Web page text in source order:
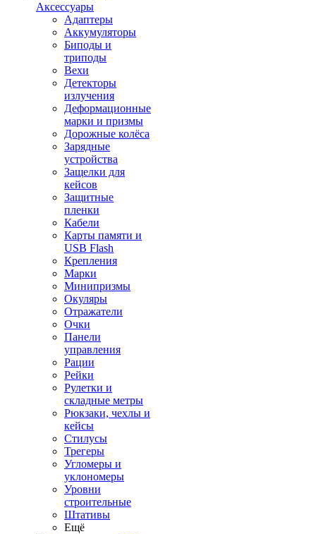
Аксессуары
Адаптеры
Аккумуляторы
Биподы и
триподы
Вехи
Детекторы
излучения
Деформационные
марки и призмы
Дорожные колёса
Зарядные
устройства
Защелки для
кейсов
Защитные
пленки
Кабели
Карты памяти и
USB Flash
Крепления
Марки
Минипризмы
Окуляры
Отражатели
Очки
Панели
управления
Рации
Рейки
Рулетки и
складные метры
Рюкзаки, чехлы и
кейсы
Стилусы
Трегеры
Угломеры и
уклономеры
Уровни
строительные
Штативы
Ещё